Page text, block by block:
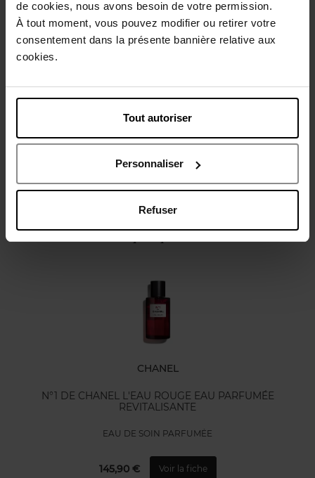
de cookies, nous avons besoin de votre permission.
À tout moment, vous pouvez modifier ou retirer votre
consentement dans la présente bannière relative aux
cookies.
Tout autoriser
Personnaliser
Refuser
Caractéristiques
Oublié quelque chose ?
CHANEL
N°1 DE CHANEL L'EAU ROUGE EAU PARFUMÉE
REVITALISANTE
EAU DE SOIN PARFUMÉE
145,90 € Voir la fiche